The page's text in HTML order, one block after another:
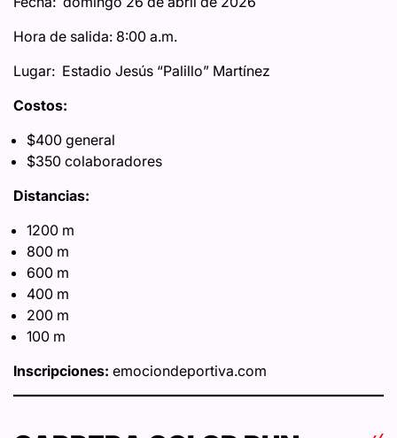
Hora de salida: 8:00 a.m.
Lugar: Estadio Jesús “Palillo” Martínez
Costos:
$400 general
$350 colaboradores
Distancias:
1200 m
800 m
600 m
400 m
200 m
100 m
Inscripciones: emociondeportiva.com